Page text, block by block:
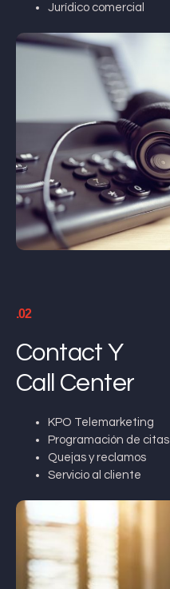
Jurídico comercial
.02
Contact Y
Call Center
KPO Telemarketing
Programación de citas
Quejas y reclamos
Servicio al cliente